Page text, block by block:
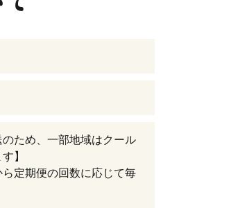
のため、一部地域はクール
】
定期便の回数に応じて毎